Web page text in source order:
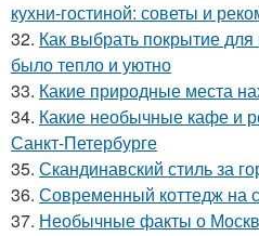
кухни-гостиной: советы и
32. Как выбрать покрытие
было тепло и уютно
33. Какие природные места
34. Какие необычные кафе и
Санкт-Петербурге
35. Скандинавский стиль за
36. Современный коттедж на
37. Необычные факты о